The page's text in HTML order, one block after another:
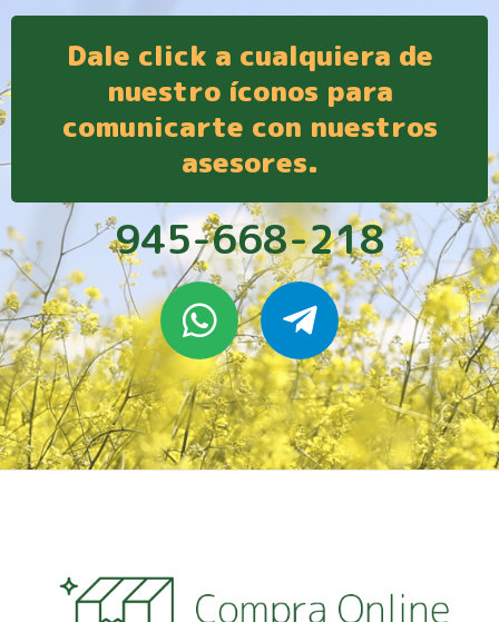
Dale click a cualquiera de
nuestro íconos para
comunicarte con nuestros
asesores.
945-668-218